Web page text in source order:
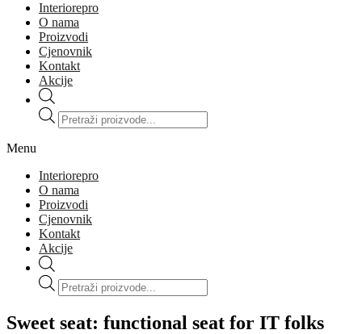
Interiorepro
O nama
Proizvodi
Cjenovnik
Kontakt
Akcije
Products
search
Menu
Interiorepro
O nama
Proizvodi
Cjenovnik
Kontakt
Akcije
Products
search
Sweet seat: functional seat for IT folks